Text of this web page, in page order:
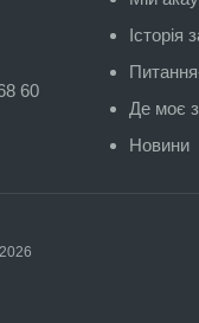
60
Історія
Де моє
Новини